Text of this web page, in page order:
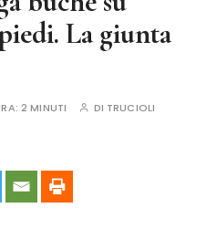
La giunta
2 MINUTI DI TRUCIOLI